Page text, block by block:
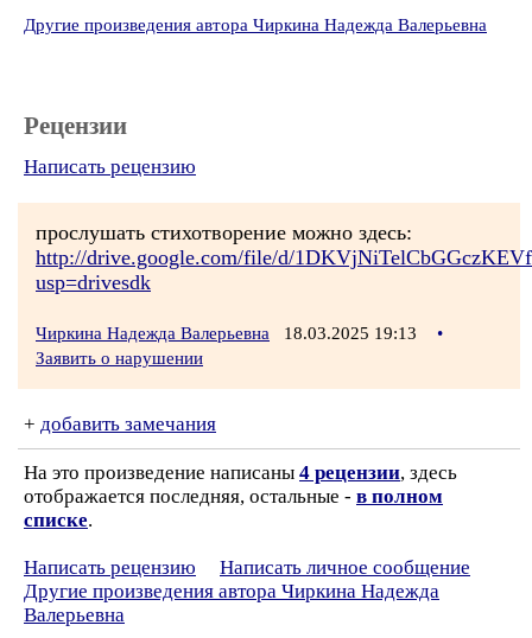
Другие произведения автора Чиркина Надежда Валерьевна
Рецензии
Написать рецензию
прослушать стихотворение можно здесь:
http://drive.google.com/file/d/
usp=drivesdk
Чиркина Надежда Валерьевна 18.03.2025 19:13
•
Заявить о нарушении
+ добавить замечания
На это произведение написаны 4 рецензии, здесь
отображается последняя, остальные - в полном
списке.
Написать рецензию
Написать личное сообщение
Другие произведения автора Чиркина Надежда
Валерьевна